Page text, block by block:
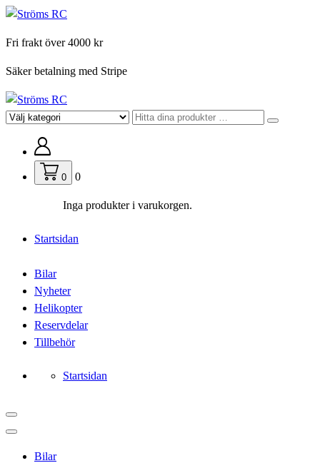
Hoppa
innehåll
Fri frakt över 4000 kr
Säker betalning med Stripe
För din hobby
0 0
Inga produkter i varukorgen.
Startsidan
Bilar
Nyheter
Helikopter
Reservdelar
Tillbehör
Startsidan
Bilar